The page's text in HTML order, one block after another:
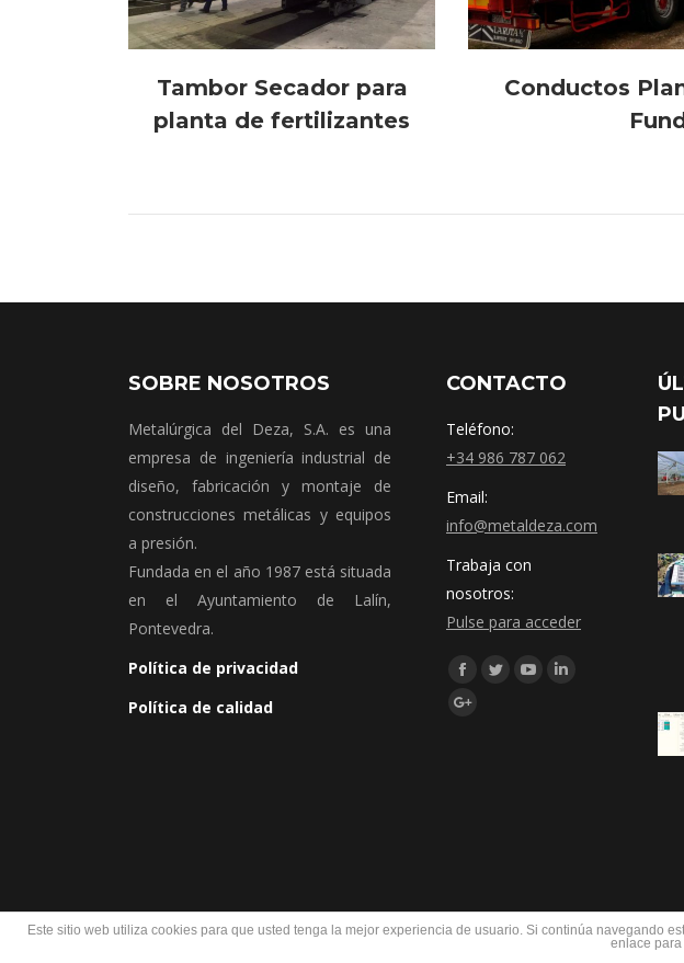
Tambor Secador para
planta de fertilizantes
Conductos
SOBRE NOSOTROS
Metalúrgica del Deza, S.A. es una
empresa de ingeniería industrial de
diseño, fabricación y montaje de
construcciones metálicas y equipos
a presión.
Fundada en el año 1987 está situada
en el Ayuntamiento de Lalín,
Pontevedra.
Política de privacidad
Política de calidad
CONTACTO
Teléfono:
+34 986 787 062
Email:
info@metaldeza.com
Trabaja con
nosotros:
Pulse para acceder
Síguenos en:
Facebook
TwitterYouTube
Este sitio web utiliza cookies para que usted tenga la mejor experiencia de usuario. Si continúa navegando
enlace